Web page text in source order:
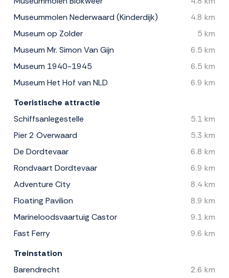
Museummolen Nederwaard (Kinderdijk)
4.8 km
Museum op Zolder
5 km
Museum Mr. Simon Van Gijn
6.5 km
Museum 1940-1945
6.5 km
Museum Het Hof van NLD
6.9 km
Toeristische attractie
Schiffsanlegestelle
5.1 km
Pier 2 Overwaard
5.3 km
De Dordtevaar
6.8 km
Rondvaart Dordtevaar
6.9 km
Adventure City
8.4 km
Floating Pavilion
8.9 km
Marineloodsvaartuig Castor
9.1 km
Fast Ferry
9.6 km
Treinstation
Barendrecht
2.6 km